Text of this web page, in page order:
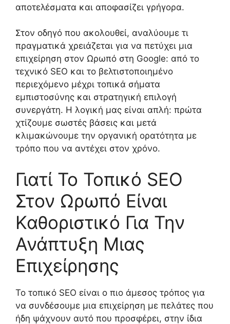
αποτελέσματα και αποφασίζει γρήγορα.
Στον οδηγό που ακολουθεί, αναλύουμε τι
πραγματικά χρειάζεται για να πετύχει μια
επιχείρηση στον Ωρωπό στη Google: από το
τεχνικό SEO και το βελτιστοποιημένο
περιεχόμενο μέχρι τοπικά σήματα
εμπιστοσύνης και στρατηγική επιλογή
συνεργάτη. Η λογική μας είναι απλή: πρώτα
χτίζουμε σωστές βάσεις και μετά
κλιμακώνουμε την οργανική ορατότητα με
τρόπο που να αντέχει στον χρόνο.
Γιατί Το Τοπικό SEO
Στον Ωρωπό Είναι
Καθοριστικό Για Την
Ανάπτυξη Μιας
Επιχείρησης
Το τοπικό SEO είναι ο πιο άμεσος τρόπος για
να συνδέσουμε μια επιχείρηση με πελάτες που
ήδη ψάχνουν αυτό που προσφέρει, στην ίδια